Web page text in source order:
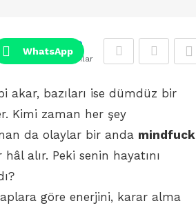
WhatsApp 2
Puanlar
akar, bazıları ise dümdüz bir
Kimi zaman her şey
da olaylar bir anda mindfuck
alır. Peki senin hayatını
göre enerjini, karar alma